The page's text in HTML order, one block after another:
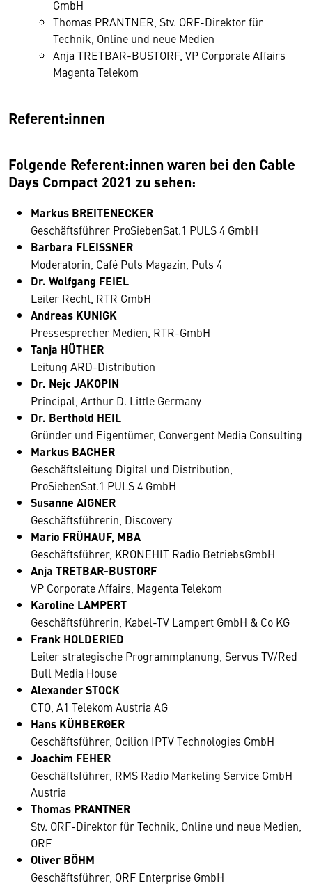
GmbH
Thomas PRANTNER, Stv. ORF-Direktor für
Technik, Online und neue Medien
Anja TRETBAR-BUSTORF, VP Corporate Affairs
Magenta Telekom
Referent:innen
Folgende Referent:innen waren bei den Cable
Days Compact 2021 zu sehen:
Markus BREITENECKER
Geschäftsführer ProSiebenSat.1 PULS 4 GmbH
Barbara FLEISSNER
Moderatorin, Café Puls Magazin, Puls 4
Dr. Wolfgang FEIEL
Leiter Recht, RTR GmbH
Andreas KUNIGK
Pressesprecher Medien, RTR-GmbH
Tanja HÜTHER
Leitung ARD-Distribution
Dr. Nejc JAKOPIN
Principal, Arthur D. Little Germany
Dr. Berthold HEIL
Gründer und Eigentümer, Convergent Media Consulting
Markus BACHER
Geschäftsleitung Digital und Distribution,
ProSiebenSat.1 PULS 4 GmbH
Susanne AIGNER
Geschäftsführerin, Discovery
Mario FRÜHAUF, MBA
Geschäftsführer, KRONEHIT Radio BetriebsGmbH
Anja TRETBAR-BUSTORF
VP Corporate Affairs, Magenta Telekom
Karoline LAMPERT
Geschäftsführerin, Kabel-TV Lampert GmbH & Co KG
Frank HOLDERIED
Leiter strategische Programmplanung, Servus TV/Red
Bull Media House
Alexander STOCK
CTO, A1 Telekom Austria AG
Hans KÜHBERGER
Geschäftsführer, Ocilion IPTV Technologies GmbH
Joachim FEHER
Geschäftsführer, RMS Radio Marketing Service GmbH
Austria
Thomas PRANTNER
Stv. ORF-Direktor für Technik, Online und neue Medien,
ORF
Oliver BÖHM
Geschäftsführer, ORF Enterprise GmbH